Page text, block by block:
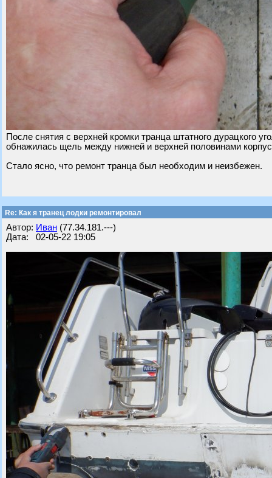
После снятия с верхней кромки транца штатного дурацкого
обнажилась щель между нижней и верхней половинами
Стало ясно, что ремонт транца был необходим и неизбежен.
Re: Как я транец лодки ремонтировал
Автор: Иван (77.34.181.---)
Дата: 02-05-22 19:05